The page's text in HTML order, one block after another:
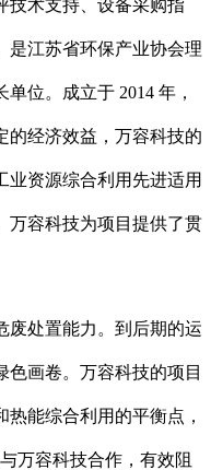
技术支持、设备采购指
是江苏省环保产业协会理
位。成立于 2014 年，
的经济效益，万容科技的
业资源综合利用先进适用
万容科技为项目提供了贯
处置能力。到后期的运
画卷。万容科技的项目
能综合利用的平衡点，
万容科技合作，有效阻